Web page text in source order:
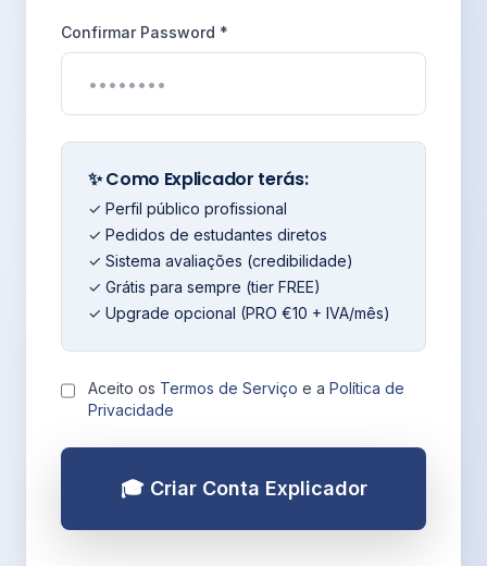
Confirmar Password *
✨ Como Explicador terás:
✓ Perfil público profissional
✓ Pedidos de estudantes diretos
✓ Sistema avaliações (credibilidade)
✓ Grátis para sempre (tier FREE)
✓ Upgrade opcional (PRO €10 + IVA/mês)
Aceito os Termos de Serviço e aPolítica de
Privacidade
🎓 Criar Conta Explicador